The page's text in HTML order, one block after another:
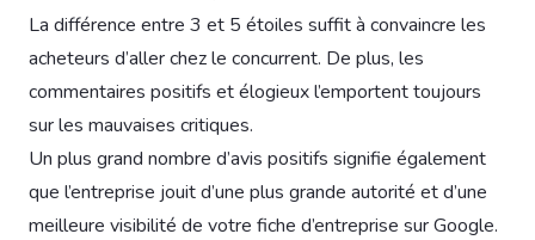
La différence entre 3 et 5 étoiles suffit à convaincre les
acheteurs d’aller chez le concurrent. De plus, les
commentaires positifs et élogieux l’emportent toujours
sur les mauvaises critiques.
Un plus grand nombre d’avis positifs signifie également
que l’entreprise jouit d’une plus grande autorité et d’une
meilleure visibilité de votre fiche d’entreprise sur Google.